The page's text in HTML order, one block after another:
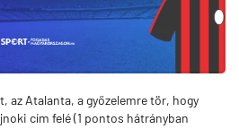
az Atalanta, a győzelemre tör, hogy
cím felé (1 pontos hátrányban